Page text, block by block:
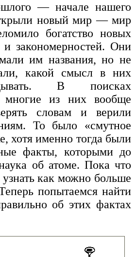
— начале нашего
новый мир — мир
богатство новых
закономерностей. Они
им названия, но не
какой смысл в них
В поисках
многие из них вообще
словам и верили
То было «смутное
хотя именно тогда были
факты, которыми до
об атоме. Пока что
как можно больше
попытаемся найти
об этих фактах